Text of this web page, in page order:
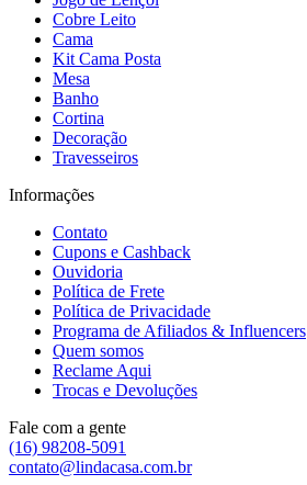
Cobre Leito
Cama
Kit Cama Posta
Mesa
Banho
Cortina
Decoração
Travesseiros
Informações
Contato
Cupons e Cashback
Ouvidoria
Política de Frete
Política de Privacidade
Programa de Afiliados & Influencers
Quem somos
Reclame Aqui
Trocas e Devoluções
Fale com a gente
(16) 98208-5091
contato@lindacasa.com.br